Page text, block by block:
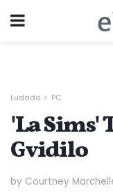
Ludado PC
'La Sims'
Gvidilo
by Courtney